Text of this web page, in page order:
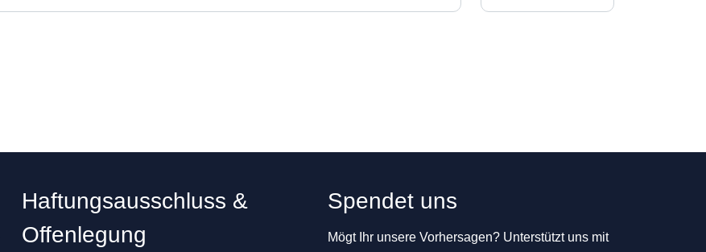
Haftungsausschluss &
Offenlegung
Spendet uns
Mögt Ihr unsere Vorhersagen? Unterstützt uns mit